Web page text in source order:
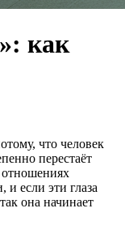
как
что человек
перестаёт
и если эти глаза
она начинает